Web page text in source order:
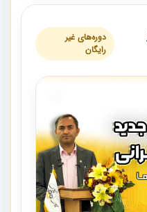
دوره‌های غیر
رایگان